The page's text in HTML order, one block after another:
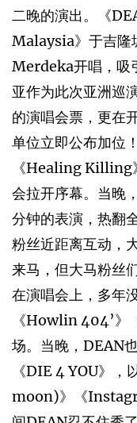
二晚的演出。《
Malaysia》于吉隆
Merdeka开唱，吸
亚作为此次亚洲巡
的演唱会票，更在
单位立即公布加位
《Healing Killing
会拉开序幕。当晚
分钟的表演，热翻
粉丝近距离互动，
来马，但大马粉丝
在演唱会上，多年
《Howlin 404’
场。当晚，DEAN
《DIE 4 YOU》
moon)》《